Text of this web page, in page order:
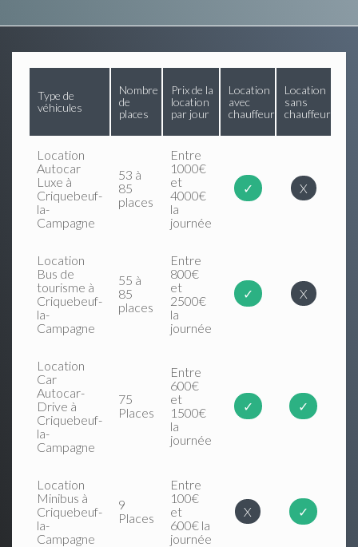
Type de
véhicules
Nombre
de
places
Prix de la
location
par jour
Location
avec
chauffeur
Location
sans
chauffeur
Location
Autocar
Luxe à
Criquebeuf-
la-
Campagne
53 à
85
places
Entre
1000€
et
4000€
la
journée
✓ X
Location
Bus de
tourisme à
Criquebeuf-
la-
Campagne
55 à
85
places
Entre
800€
et
2500€
la
journée
✓ X
Location
Car
Autocar-
Drive à
Criquebeuf-
la-
Campagne
75
Places
Entre
600€
et
1500€
la
journée
✓ ✓
Location
Minibus à
Criquebeuf-
la-
Campagne
9
Places
Entre
100€
et
600€ la
journée
X ✓